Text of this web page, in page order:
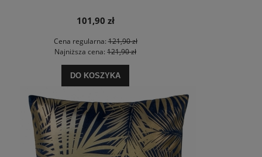
101,90 zł
Cena regularna:121,90 zł
Najniższa cena: 121,90 zł
DO KOSZYKA